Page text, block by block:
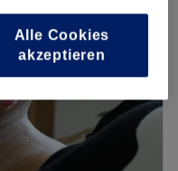
Geschlossen
15:00–20:30
10:00–18:00
Geschlossen
weiße Zähne zu
solches Lächeln
Smile by Crystal in
Alle Cookies
akzeptieren